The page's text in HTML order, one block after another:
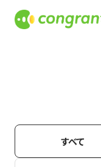
すべて